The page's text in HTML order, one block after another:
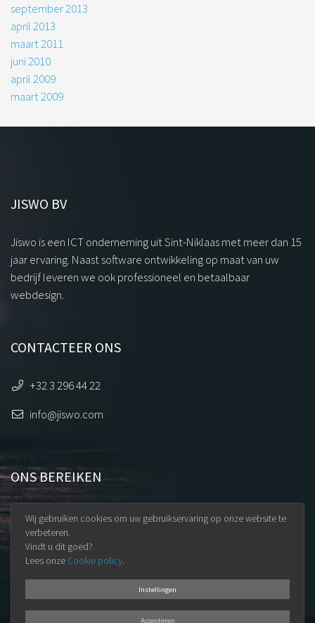
september 2013
april 2013
maart 2011
juni 2010
april 2009
maart 2009
JISWO BV
Jiswo is een ICT onderneming uit Sint-Niklaas met meer dan 15
jaar ervaring. Naast software ontwikkeling op maat van uw
bedrijf leveren we ook professioneel en betaalbaar
webdesign.
CONTACTEER ONS
+32 3 296 44 22
info@jiswo.com
ONS BEREIKEN
Uilenstraat 32
9100 Sint-Niklaas
BTW BE 0891.345.965
Wij gebruiken cookies om uw gebruikservaring op onze website te
verbeteren.
Vindt u dit goed?
Lees onze Cookie policy.
Instellingen
Accepteren